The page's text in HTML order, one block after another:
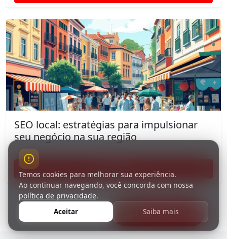
Fale Conosco
SEO local: estratégias para impulsionar
seu negócio na sua região
Ler artigo
Temos cookies para melhorar sua experiência.
Ao continuar navegando, você concorda com nossa
política de privacidade.
Aceitar
Saiba mais